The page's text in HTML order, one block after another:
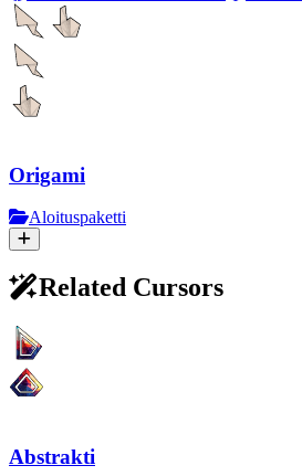
Origami
Aloituspaketti
Related Cursors
Abstrakti